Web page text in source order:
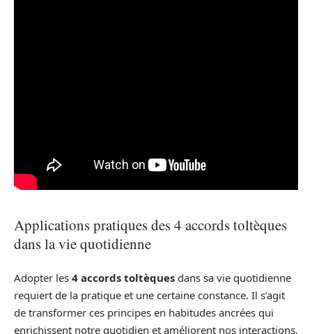
Applications pratiques des 4 accords toltèques
dans la vie quotidienne
Adopter les 4 accords toltèques dans sa vie quotidienne
requiert de la pratique et une certaine constance. Il s’agit
de transformer ces principes en habitudes ancrées qui
enrichissent notre quotidien et améliorent nos interactions.